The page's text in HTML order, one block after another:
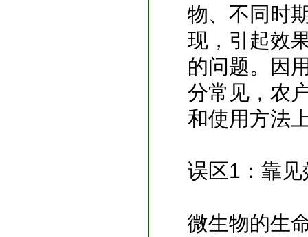
物、不同时
现，引起效
的问题。因
分常见，农
和使用方法
误区1：靠
微生物的生